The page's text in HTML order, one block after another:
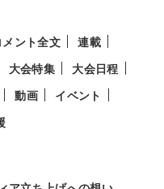
メント全文
連載
大会特集
大会日程
動画
イベント